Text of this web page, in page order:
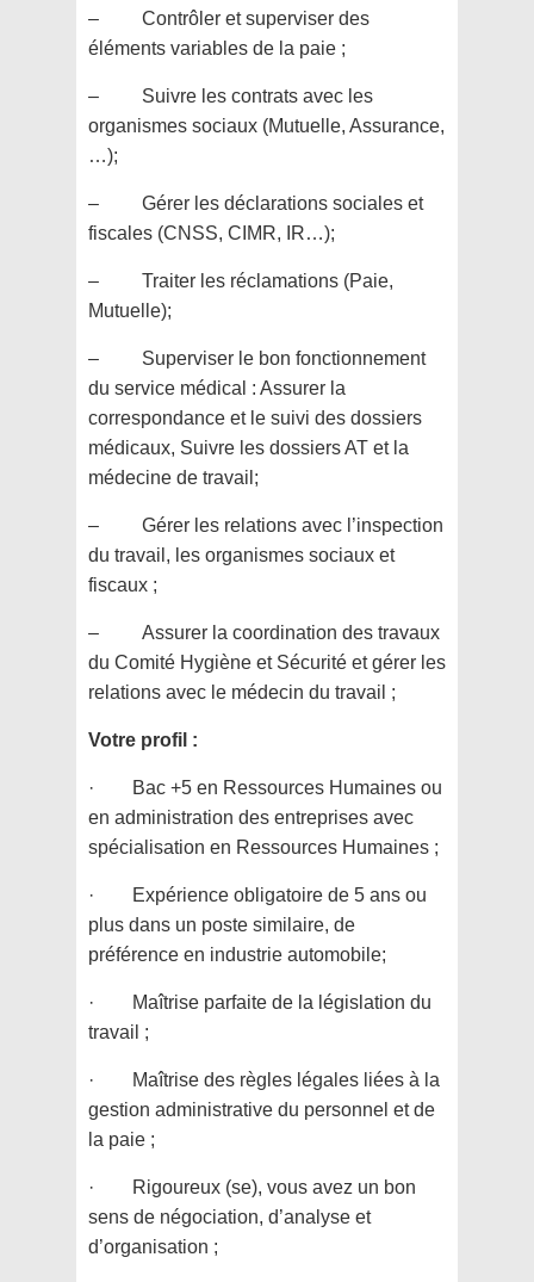
– Contrôler et superviser des
éléments variables de la paie ;
– Suivre les contrats avec les
organismes sociaux (Mutuelle, Assurance,
…);
– Gérer les déclarations sociales et
fiscales (CNSS, CIMR, IR…);
– Traiter les réclamations (Paie,
Mutuelle);
– Superviser le bon fonctionnement
du service médical : Assurer la
correspondance et le suivi des dossiers
médicaux, Suivre les dossiers AT et la
médecine de travail;
– Gérer les relations avec l’inspection
du travail, les organismes sociaux et
fiscaux ;
– Assurer la coordination des travaux
du Comité Hygiène et Sécurité et gérer les
relations avec le médecin du travail ;
Votre profil :
· Bac +5 en Ressources Humaines ou
en administration des entreprises avec
spécialisation en Ressources Humaines ;
· Expérience obligatoire de 5 ans ou
plus dans un poste similaire, de
préférence en industrie automobile;
· Maîtrise parfaite de la législation du
travail ;
· Maîtrise des règles légales liées à la
gestion administrative du personnel et de
la paie ;
· Rigoureux (se), vous avez un bon
sens de négociation, d’analyse et
d’organisation ;